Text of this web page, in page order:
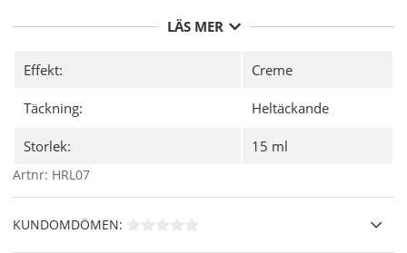
LÄS MER
Effekt: Creme
Täckning: Heltäckande
Storlek: 15 ml
Artnr: HRL07
KUNDOMDÖMEN: